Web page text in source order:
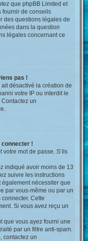
que phpBB Limited et
fournir de conseils
des questions légales de
dans la question
légales concernant ce
pas !
ait désactivé la création de
votre IP ou interdit le
un
connecter !
votre mot de passe. S’ils
indiqué avoir moins de 13
suivre les instructions
nécessiter que
par vous-même ou par un
Cette
Si vous avez reçu un
que vous ayez fourni une
par un filtre anti-spam.
contactez un